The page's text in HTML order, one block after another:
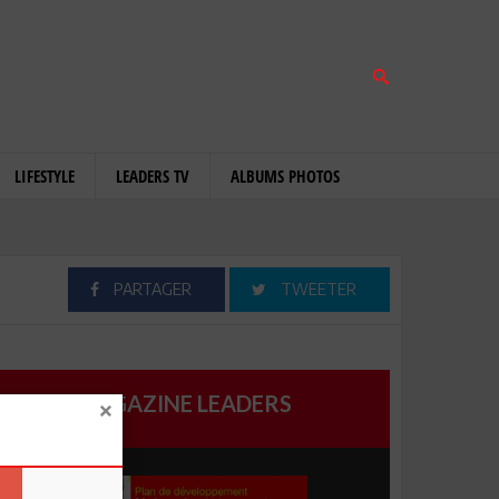
LIFESTYLE LEADERS TV ALBUMS PHOTOS
PARTAGER TWEETER
MAGAZINE LEADERS